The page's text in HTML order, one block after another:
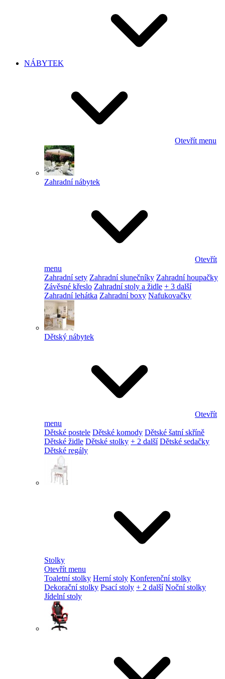
NÁBYTEK
Otevřít menu
Zahradní nábytek
Otevřít
menu
Zahradní sety Zahradní slunečníky Zahradní houpačky
Závěsné křeslo Zahradní stoly a židle + 3 další
Zahradní lehátka Zahradní boxy Nafukovačky
Dětský nábytek
Otevřít
menu
Dětské postele Dětské komody Dětské šatní skříně
Dětské židle Dětské stolky + 2 další Dětské sedačky
Dětské regály
Stolky
Otevřít menu
Toaletní stolky Herní stoly Konferenční stolky
Dekorační stolky Psací stoly + 2 další Noční stolky
Jídelní stoly